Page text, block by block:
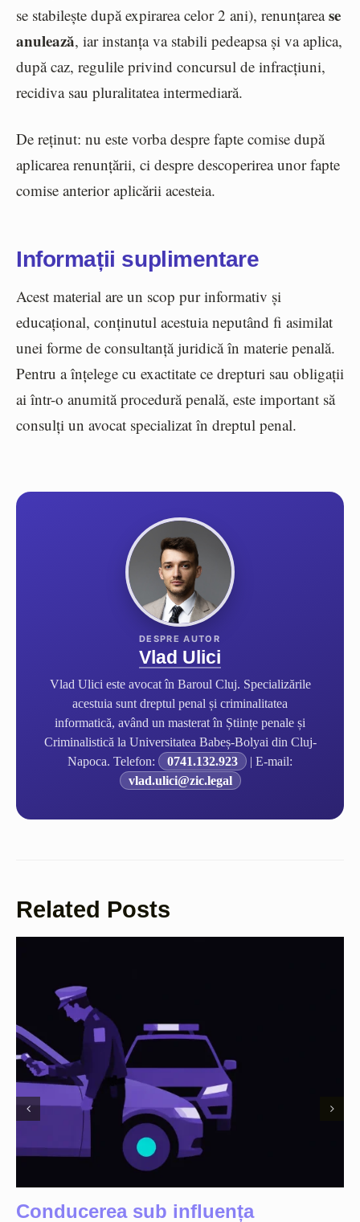
se stabilește după expirarea celor 2 ani), renunțarease
anulează, iar instanța va stabili pedeapsa și va aplica,
după caz, regulile privind concursul de infracțiuni,
recidiva sau pluralitatea intermediară.
De reținut: nu este vorba despre fapte comise după
aplicarea renunțării, ci despre descoperirea unor fapte
comise anterior aplicării acesteia.
Informații suplimentare
Acest material are un scop pur informativ și
educațional, conținutul acestuia neputând fi asimilat
unei forme de consultanță juridică în materie penală.
Pentru a înțelege cu exactitate ce drepturi sau obligații
ai într-o anumită procedură penală, este important să
consulți un avocat specializat în dreptul penal.
Vlad Ulici
Vlad Ulici este avocat în Baroul Cluj. Specializările
acestuia sunt dreptul penal și criminalitatea
informatică, având un masterat în Științe penale și
Criminalistică la Universitatea Babeș-Bolyai din Cluj-
Napoca. Telefon:
0741.132.923
| E-mail:
vlad.ulici@zic.legal
Related Posts
Conducerea sub influența